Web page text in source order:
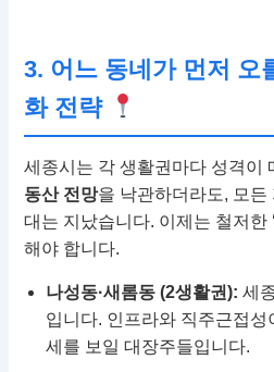
3. 어느 동네가 먼저 오
화 전략
세종시는 각 생활권마다 성격이
동산 전망을 낙관하더라도, 모든
대는 지났습니다. 이제는 철저한
해야 합니다.
나성동·새롬동 (2생활권): 세
입니다. 인프라와 직주근접
세를 보일 대장주들입니다.